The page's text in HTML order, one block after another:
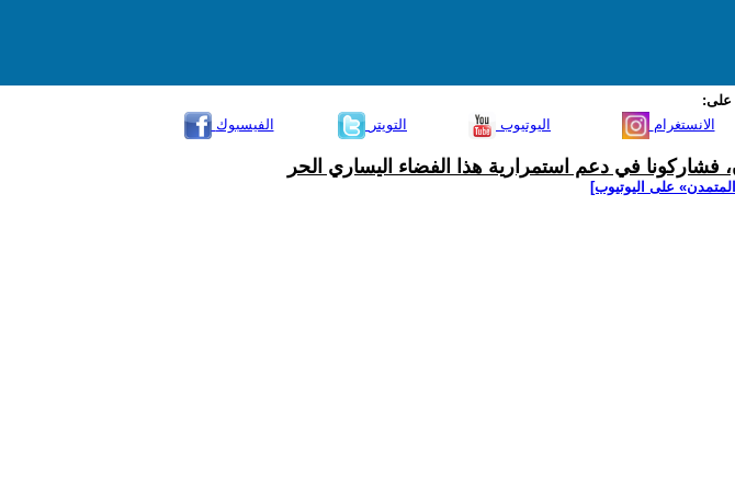
على:
الفيسبوك
التويتر اليوتيوب الانستغرام
فشاركونا في دعم استمرارية هذا الفضاء اليساري الحر
على اليوتيوب]